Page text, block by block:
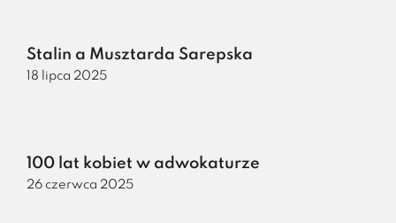
Stalin a Musztarda Sarepska
18 lipca 2025
100 lat kobiet w adwokaturze
26 czerwca 2025